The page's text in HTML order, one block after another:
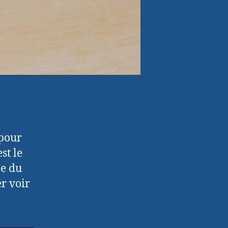
le
du
voir